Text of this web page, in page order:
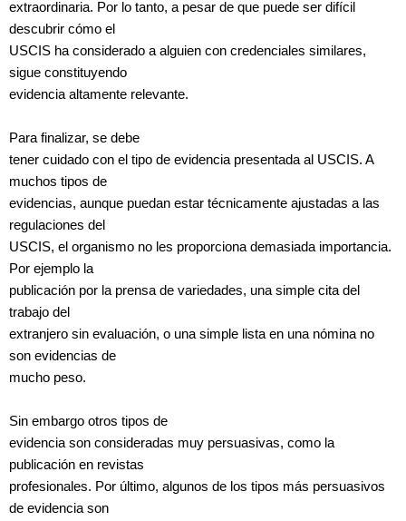
extraordinaria. Por lo tanto, a pesar de que puede ser difícil
descubrir cómo el
USCIS ha considerado a alguien con credenciales similares,
sigue constituyendo
evidencia altamente relevante.
Para finalizar, se debe
tener cuidado con el tipo de evidencia presentada al USCIS. A
muchos tipos de
evidencias, aunque puedan estar técnicamente ajustadas a las
regulaciones del
USCIS, el organismo no les proporciona demasiada importancia.
Por ejemplo la
publicación por la prensa de variedades, una simple cita del
trabajo del
extranjero sin evaluación, o una simple lista en una nómina no
son evidencias de
mucho peso.
Sin embargo otros tipos de
evidencia son consideradas muy persuasivas, como la
publicación en revistas
profesionales. Por último, algunos de los tipos más persuasivos
de evidencia son